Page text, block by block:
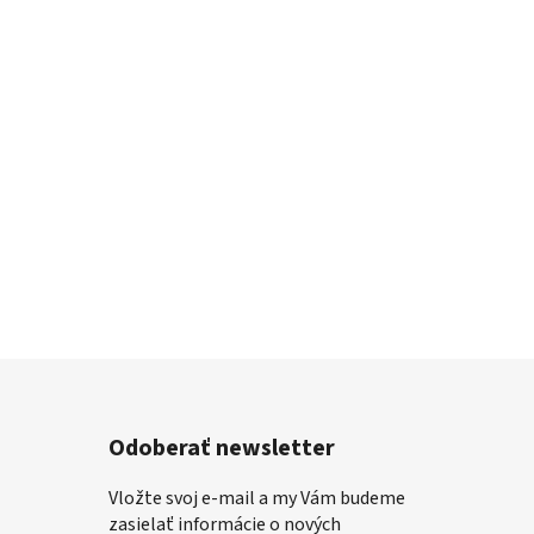
Odoberať newsletter
Vložte svoj e-mail a my Vám budeme
zasielať informácie o nových